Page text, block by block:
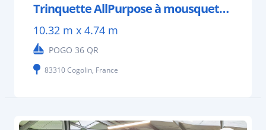
Trinquette AllPurpose à mousquetons, arisable
10.32 m x 4.74 m
POGO 36 QR
83310 Cogolin, France